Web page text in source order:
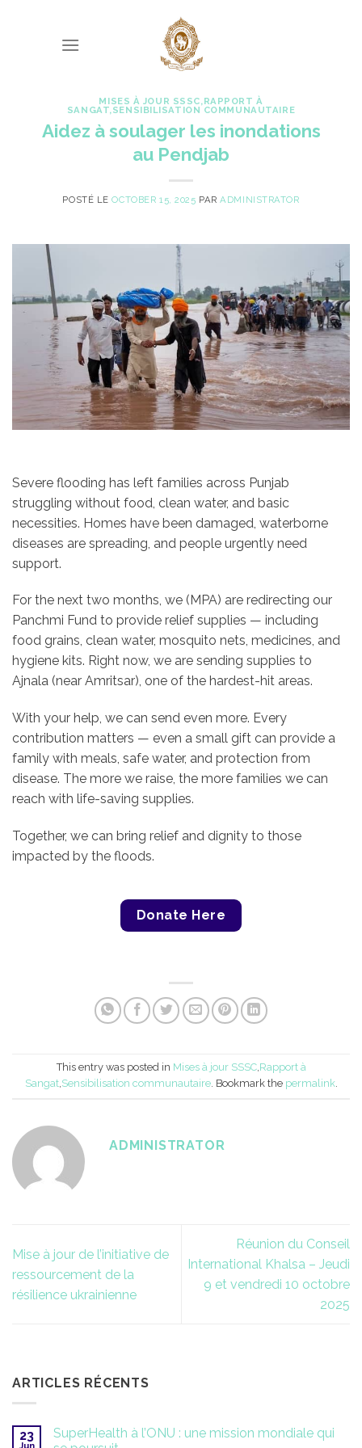
MISES À JOUR SSSC,RAPPORT À
SANGAT,SENSIBILISATION COMMUNAUTAIRE
Aidez à soulager les inondations
au Pendjab
POSTÉ LEOCTOBER 15, 2025 PARADMINISTRATOR
Severe flooding has left families across Punjab
struggling without food, clean water, and basic
necessities. Homes have been damaged, waterborne
diseases are spreading, and people urgently need
support.
For the next two months, we (MPA) are redirecting our
Panchmi Fund to provide relief supplies — including
food grains, clean water, mosquito nets, medicines, and
hygiene kits. Right now, we are sending supplies to
Ajnala (near Amritsar), one of the hardest-hit areas.
With your help, we can send even more. Every
contribution matters — even a small gift can provide a
family with meals, safe water, and protection from
disease. The more we raise, the more families we can
reach with life-saving supplies.
Together, we can bring relief and dignity to those
impacted by the floods.
Donate Here
This entry was posted in Mises à jour SSSC,Rapport à
Sangat,Sensibilisation communautaire. Bookmark the permalink.
ADMINISTRATOR
Mise à jour de l’initiative de
ressourcement de la
résilience ukrainienne
Réunion du Conseil
International Khalsa – Jeudi
9 et vendredi 10 octobre
2025
ARTICLES RÉCENTS
23
Jun
SuperHealth à l’ONU : une mission mondiale qui